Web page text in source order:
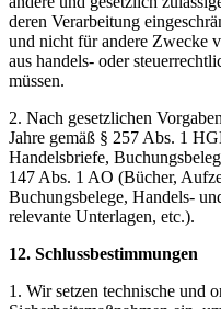
deren Verarbeitung
und nicht für andere Zwecke
aus handels- oder
müssen.
2. Nach gesetzlichen
Jahre gemäß § 257 Abs. 1
Handelsbriefe,
147 Abs. 1 AO (Bücher,
Buchungsbelege, Handels-
relevante Unterlagen, etc.).
12. Schlussbestimmungen
1. Wir setzen technische und